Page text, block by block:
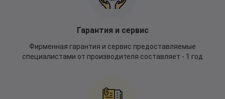
Гарантия и сервис
Фирменная гарантия и сервис предоставляемые
специалистами от производителя составляет - 1 год